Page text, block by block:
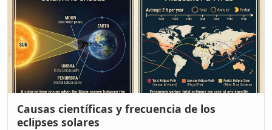
Causas científicas y frecuencia de los
eclipses solares